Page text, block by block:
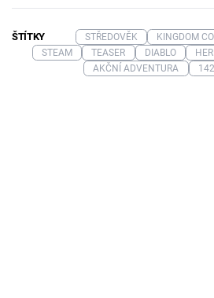
ŠTÍTKY STŘEDOVĚK KINGDOM
STEAM
TEASER DIABLO
AKČNÍ ADVENTURA